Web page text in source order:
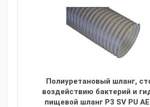
Полиуретановый шланг,
воздействию бактерий и
пищевой шланг P3 SV PU